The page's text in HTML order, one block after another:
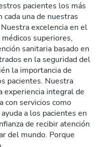
pacientes los más
una de nuestras
excelencia en el
superiores,
sanitaria basado en
en la seguridad del
la importancia de
pacientes. Nuestra
experiencia integral de
con servicios como
a los pacientes en
de recibir atención
del mundo. Porque